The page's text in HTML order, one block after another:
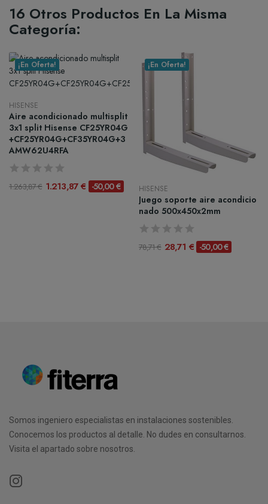
16 Otros Productos En La Misma
Categoría:
¡En Oferta!
HISENSE
Aire acondicionado multisplit
3x1 split Hisense CF25YR04G
+CF25YR04G+CF35YR04G+3
AMW62U4RFA
1.263,87 € 1.213,87 € -50,00 €
¡En Oferta!
HISENSE
Juego soporte aire acondicio
nado 500x450x2mm
78,71 € 28,71 € -50,00 €
Somos ingeniero especialistas en instalaciones sostenibles.
Conocemos los productos al detalle. No dudes en consultarnos.
Visita el apartado sobre nosotros.